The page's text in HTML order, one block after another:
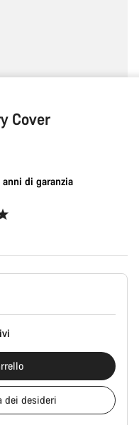
Cover
anni di garanzia
dei desideri